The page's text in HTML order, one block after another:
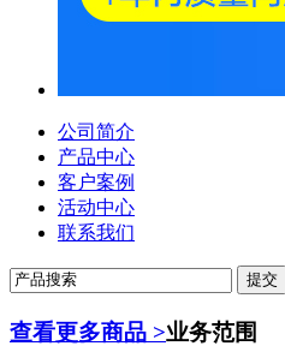
公司简介
产品中心
客户案例
活动中心
联系我们
查看更多商品 >业务范围